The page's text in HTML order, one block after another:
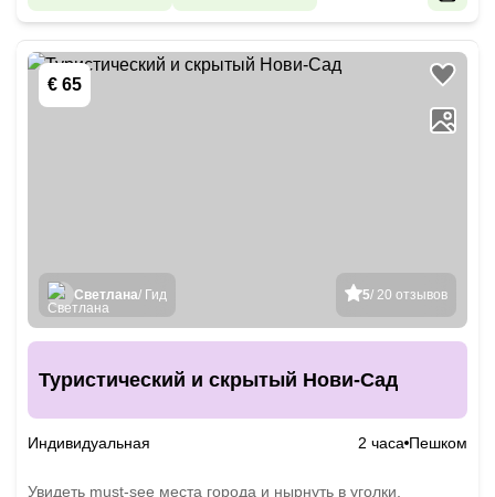
€ 65
5/ 20 отзывов
Светлана/ Гид
Туристический и скрытый Нови-Сад
Индивидуальная 2 часа Пешком
Увидеть must-see места города и нырнуть в уголки,